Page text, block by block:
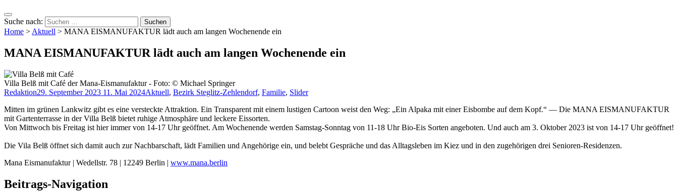
Suche nach:
Home > Aktuell > MANA EISMANUFAKTUR lädt auch am langen Wochenende ein
MANA EISMANUFAKTUR lädt auch am langen Wochenende ein
Villa Belß mit Café der Mana-Eismanufaktur - Foto: © Michael Springer
Redaktion29. September 2023 11. Mai 2024Aktuell, Bezirk Steglitz-Zehlendorf, Familie, Slider
Mitten im grünen Lankwitz gibt es eine versteckte Attraktion. Ein Transparent mit einem lustigen Cartoon weist den Weg: „Ein Alpaka mit einer Eisbombe auf dem Kopf.“ — Die MANA EISMANUFAKTUR
mit Gartenterrasse in der Villa Belß bietet ruhige Atmosphäre und leckere Eissorten.
Von Mittwoch bis Freitag ist hier immer von 14-17 Uhr geöffnet. Am Wochenende werden Samstag-Sonntag von 11-18 Uhr Bio-Eis Sorten angeboten. Und auch am 3. Oktober 2023 ist von 14-17 Uhr geöffnet!
Die Vila Belß öffnet sich damit auch zur Nachbarschaft, lädt Familien und Angehörige ein, und belebt Gespräche und das Alltagsleben im Kiez und in den zugehörigen drei Senioren-Residenzen.
Mana Eismanufaktur | Wedellstr. 78 | 12249 Berlin | www.mana.berlin
Beitrags-Navigation